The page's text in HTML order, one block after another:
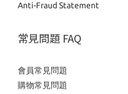
Anti-Fraud Statement
常見問題 FAQ
會員常見問題
購物常見問題